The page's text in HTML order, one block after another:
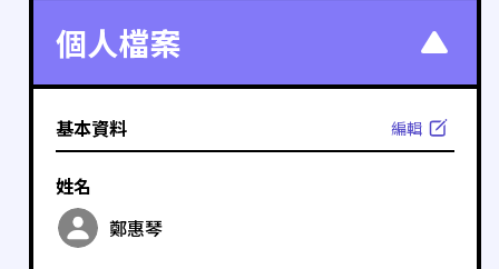
個人檔案
基本資料 編輯
姓名
鄭惠琴